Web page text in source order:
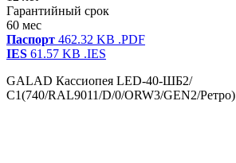
Гарантийный срок
60 мес
Паспорт 462.32 KB .PDF
IES 61.57 KB .IES
GALAD Кассиопея LED-40-ШБ2/
С1(740/RAL9011/D/0/ORW3/GEN2/Ретро)